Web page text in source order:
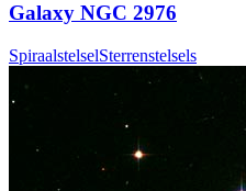
Galaxy NGC 2976
SpiraalstelselSterrenstelsels